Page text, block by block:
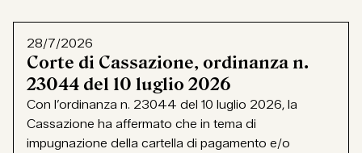
28/7/2026
Corte di Cassazione, ordinanza n.
23044 del 10 luglio 2026
Con l’ordinanza n. 23044 del 10 luglio 2026, la
Cassazione ha affermato che in tema di
impugnazione della cartella di pagamento e/o